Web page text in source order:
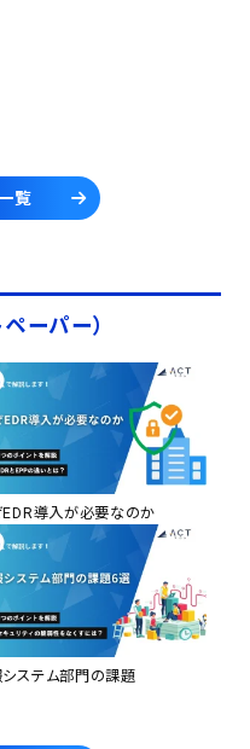
覧
ーパー）
EDR導入が必要なのか
ステム部門の課題